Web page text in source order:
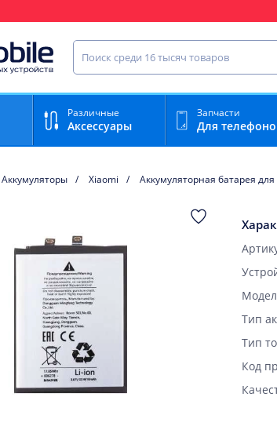
Найти запчасть для мобильного
Различные
Аксессуары
Запчасти
Для
Аккумуляторы Xiaomi Аккумуляторная батарея для
Тип
Тип
Код